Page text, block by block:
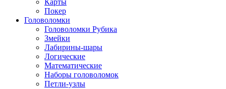
Карты
Покер
Головоломки
Головоломки Рубика
Змейки
Лабирины-шары
Логические
Математические
Наборы головоломок
Петли-узлы